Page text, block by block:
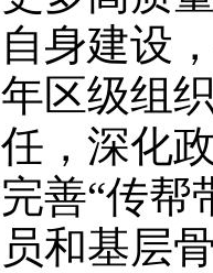
自身建设
年区级组
任，深化
完善“传帮
员和基层